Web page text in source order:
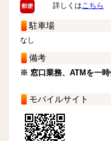
詳しくはこちら
駐車場
なし
備考
※ 窓口業務、ATMを一時
モバイルサイト